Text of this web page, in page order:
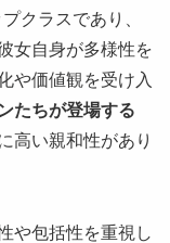
クラスであり、
女自身が多様性を
や価値観を受け入
たちが登場する
高い親和性があり
や包括性を重視し